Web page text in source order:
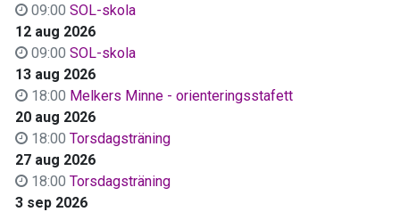
09:00 SOL-skola
12 aug 2026
09:00 SOL-skola
13 aug 2026
18:00 Melkers Minne - orienteringsstafett
20 aug 2026
18:00 Torsdagsträning
27 aug 2026
18:00 Torsdagsträning
3 sep 2026